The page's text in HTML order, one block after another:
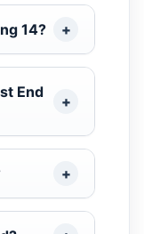
14?
End